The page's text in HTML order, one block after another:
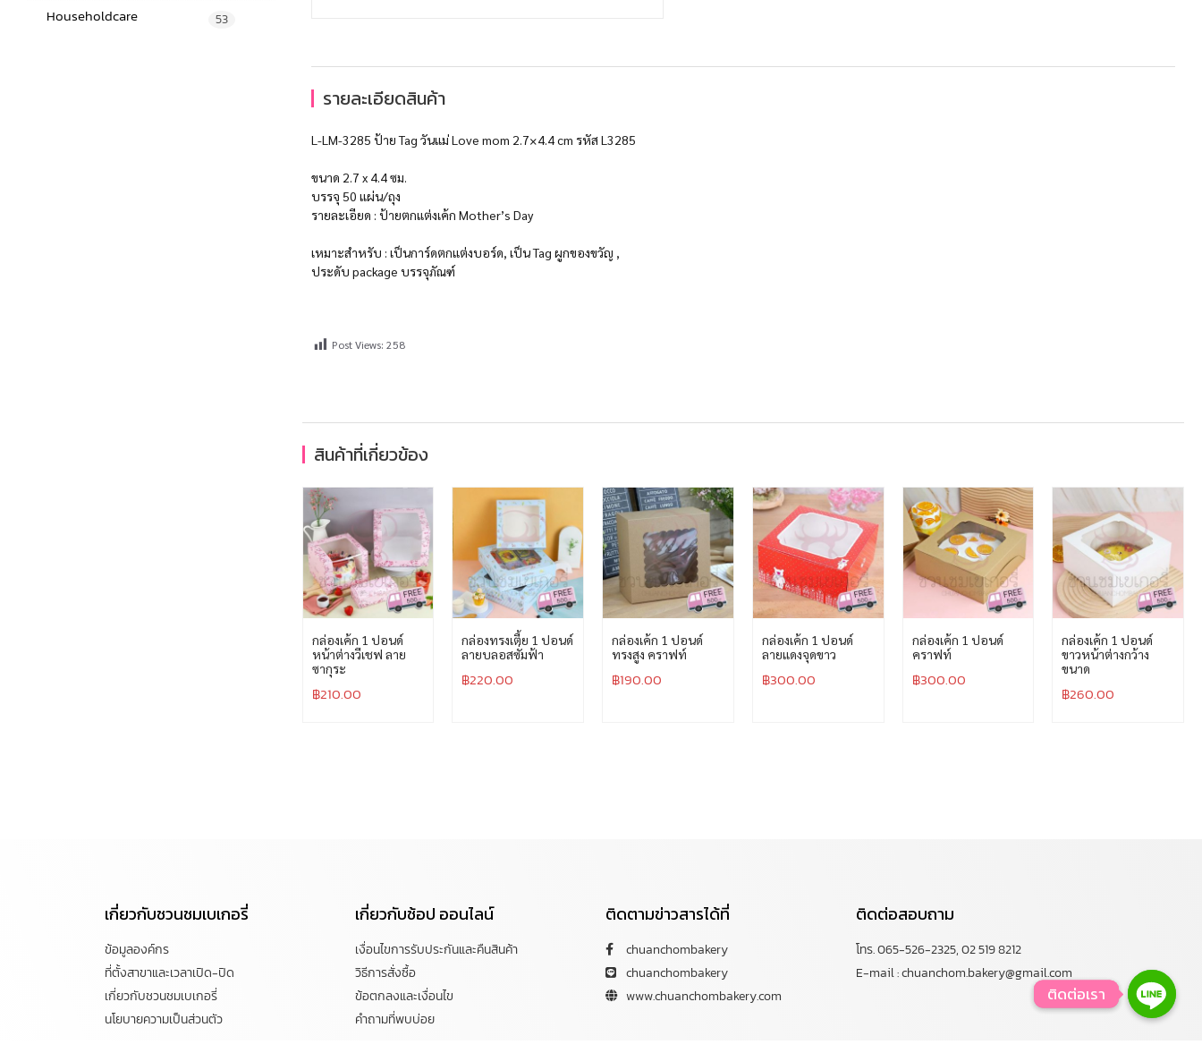
Householdcare 53
รายละเอียดสินค้า
L-LM-3285 ป้าย Tag วันแม่ Love mom 2.7×4.4 cm รหัส L3285
ขนาด 2.7 x 4.4 ซม.
บรรจุ 50 แผ่น/ถุง
รายละเอียด : ป้ายตกแต่งเค้ก Mother’s Day
เหมาะสำหรับ : เป็นการ์ดตกแต่งบอร์ด, เป็น Tag ผูกของขวัญ ,
ประดับ package บรรจุภัณฑ์
Post Views: 258
สินค้าที่เกี่ยวข้อง
กล่องเค้ก 1 ปอนด์
หน้าต่างวีเชฟ ลาย
ซากุระ
฿210.00
กล่องทรงเตี้ย 1 ปอนด์
ลายบลอสซั่มฟ้า
฿220.00
กล่องเค้ก 1 ปอนด์
ทรงสูง คราฟท์
฿190.00
กล่องเค้ก 1 ปอนด์
ลายแดงจุดขาว
฿300.00
กล่องเค้ก 1 ปอนด์
คราฟท์
฿300.00
กล่องเค้ก 1 ปอนด์
ขาวหน้าต่างกว้าง
ขนาด
฿260.00
เกี่ยวกับชวนชมเบเกอรี่
ข้อมูลองค์กร
ที่ตั้งสาขาและเวลาเปิด-ปิด
เกี่ยวกับชวนชมเบเกอรี่
นโยบายความเป็นส่วนตัว
เกี่ยวกับช้อป ออนไลน์
เงื่อนไขการรับประกันและคืนสินค้า
วิธีการสั่งซื้อ
ข้อตกลงและเงื่อนไข
คำถามที่พบบ่อย
ติดตามข่าวสารได้ที่
chuanchombakery
chuanchombakery
www.chuanchombakery.com
ติดต่อสอบถาม
โทร. 065-526-2325, 02 519 8212
E-mail : chuanchom.bakery@gmail.com
ติดต่อเรา
ติดต่อเรา